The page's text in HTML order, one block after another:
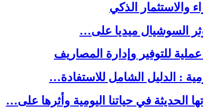
الحديثة في حياتنا اليومية وأثرها على…